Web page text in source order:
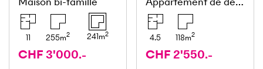
11 255m2 241m2
CHF 3'000.-
4.5 118m2
CHF 2'550.-